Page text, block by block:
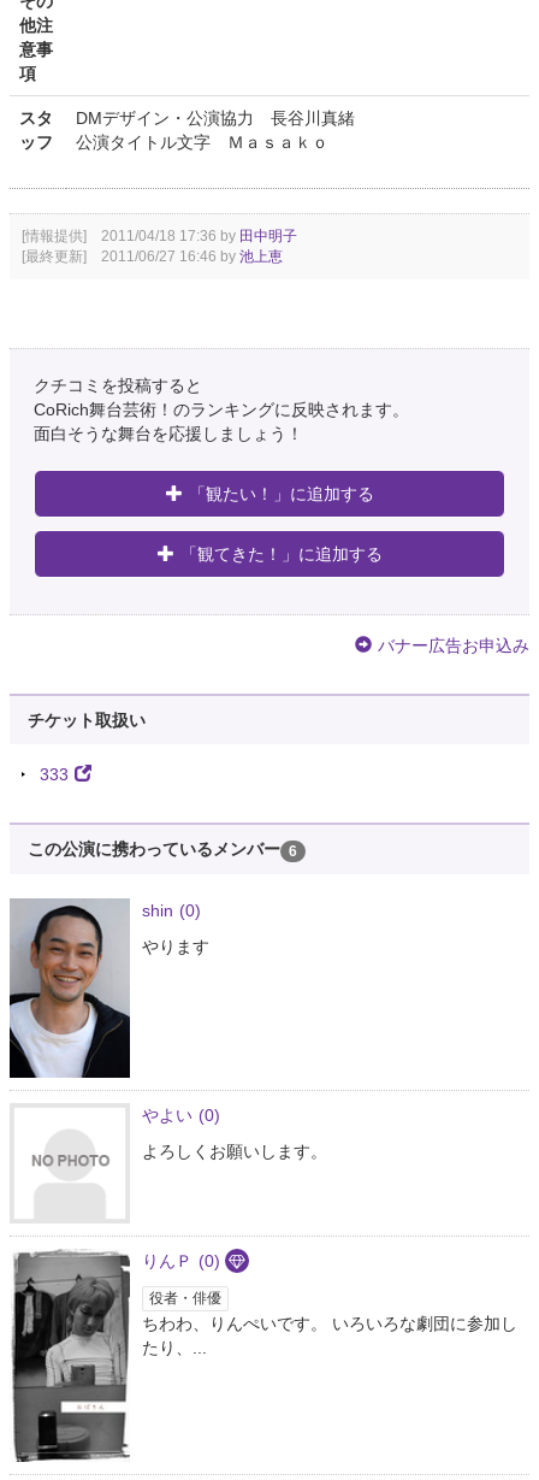
他注
意事
項
スタ
ッフ
DMデザイン・公演協力 長谷川真緒
公演タイトル文字 Ｍａｓａｋｏ
[情報提供] 2011/04/18 17:36 by 田中明子
[最終更新] 2011/06/27 16:46 by 池上恵
クチコミを投稿すると
CoRich舞台芸術！のランキングに反映されます。
面白そうな舞台を応援しましょう！
「観たい！」に追加する
「観てきた！」に追加する
バナー広告お申込み
チケット取扱い
333
この公演に携わっているメンバー 6
shin (0)
やります
やよい (0)
よろしくお願いします。
りんＰ (0)
役者・俳優
ちわわ、りんぺいです。 いろいろな劇団に参加し
たり、...